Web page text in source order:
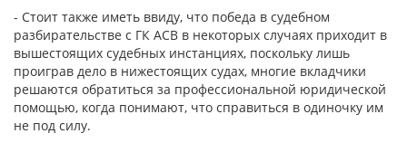
- Стоит также иметь ввиду, что победа в судебном
разбирательстве с ГК АСВ в некоторых случаях приходит в
вышестоящих судебных инстанциях, поскольку лишь
проиграв дело в нижестоящих судах, многие вкладчики
решаются обратиться за профессиональной юридической
помощью, когда понимают, что справиться в одиночку им
не под силу.